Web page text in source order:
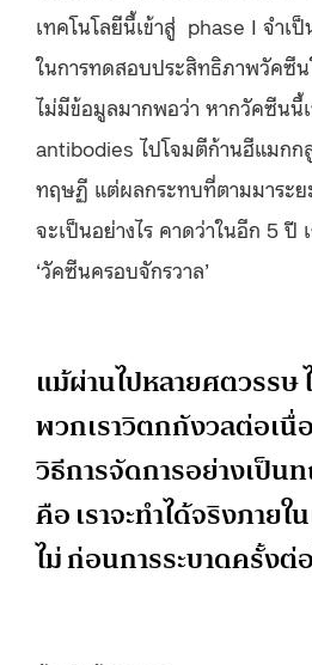
เทคโนโลยีนี้เข้าสู่ phase I จำเ
ในการทดสอบประสิทธิภาพวัคซีน
ไม่มีข้อมูลมากพอว่า หากวัคซีนนี้
antibodies ไปโจมตีก้านฮีแมกก
ทฤษฏี แต่ผลกระทบที่ตามมาระ
จะเป็นอย่างไร คาดว่าในอีก 5 ปี
‘วัคซีนครอบจักรวาล’
แม้ผ่านไปหลายศตวรรษ
พวกเราวิตกกังวลต่อเนื่
วิธีการจัดการอย่างเป็น
คือ เราจะทำได้จริงภายใ
ไม่ ก่อนการระบาดครั้งต่